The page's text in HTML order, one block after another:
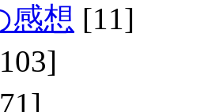
感想 [11]